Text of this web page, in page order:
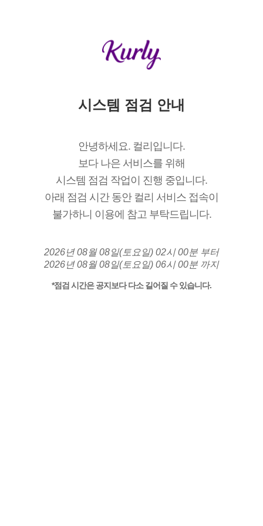
시스템 점검 안내
안녕하세요. 컬리입니다.
보다 나은 서비스를 위해
시스템 점검 작업이 진행 중입니다.
아래 점검 시간 동안 컬리 서비스 접속이
불가하니 이용에 참고 부탁드립니다.
2026년 08월 08일(토요일) 02시 00분 부터
2026년 08월 08일(토요일) 06시 00분 까지
*점검 시간은 공지보다 다소 길어질 수 있습니다.